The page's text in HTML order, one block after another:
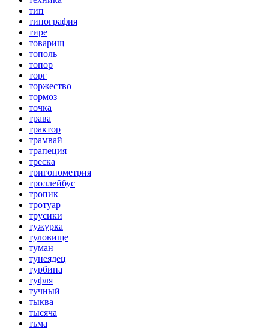
тип
типография
тире
товарищ
тополь
топор
торг
торжество
тормоз
точка
трава
трактор
трамвай
трапеция
треска
тригонометрия
троллейбус
тропик
тротуар
трусики
тужурка
туловище
туман
тунеядец
турбина
туфля
тучный
тыква
тысяча
тьма